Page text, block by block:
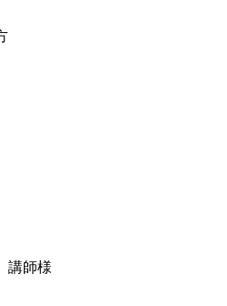
講師様